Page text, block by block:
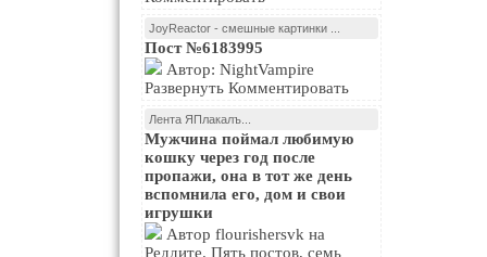
JoyReactor - смешные картинки ...
Пост №6183995
Развернуть Комментировать
Лента ЯПлакалъ...
Мужчина поймал любимую
кошку через год после
пропажи, она в тот же день
вспомнила его, дом и свои
игрушки
Реддите. Пять постов, семь